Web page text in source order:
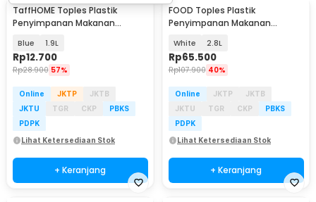
TaffHOME Toples Plastik
Penyimpanan Makanan
Blue 1.9L
Rp12.700
Rp28.900 57%
Online JKTP
JKTB
JKTU
TGR CKP
PBKS
PDPK
Lihat Ketersediaan Stok
+ Keranjang
FOOD Toples Plastik
Penyimpanan Makanan
White 2.8L
Rp65.500
Rp107.900 40%
Online JKTP
JKTB
JKTU
TGR CKP
PBKS
PDPK
Lihat Ketersediaan Stok
+ Keranjang